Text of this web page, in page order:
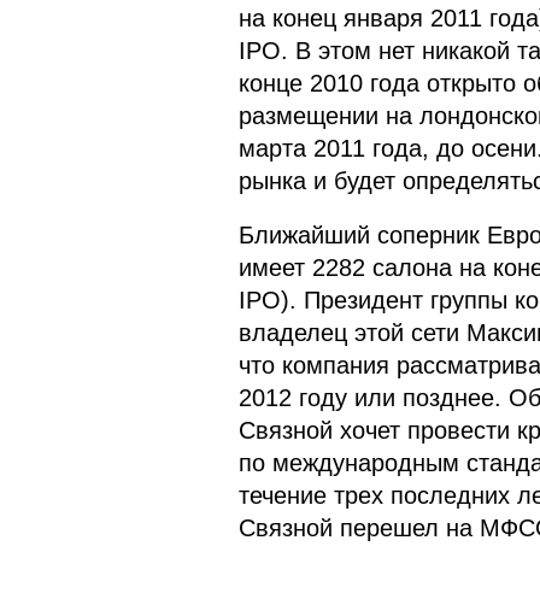
на конец января 2011
IPO. В этом нет никакой
конце 2010 года открыто
размещении на
марта 2011 года, до
рынка и будет
Ближайший соперник
имеет 2282 салона на
IPO). Президент группы
владелец этой сети
что компания
2012 году или позднее.
Связной хочет провести
по международным
течение трех последних
Связной перешел на